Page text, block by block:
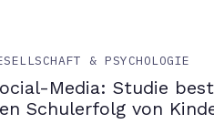
& PSYCHOLOGIE
Media: Studie
Schulerfolg von